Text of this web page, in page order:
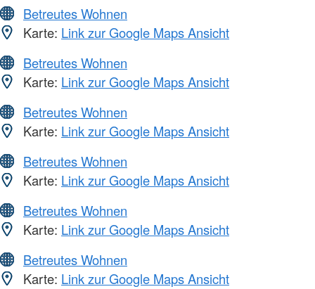
Betreutes Wohnen
Karte: Link zur Google Maps Ansicht
Betreutes Wohnen
Karte: Link zur Google Maps Ansicht
Betreutes Wohnen
Karte: Link zur Google Maps Ansicht
Betreutes Wohnen
Karte: Link zur Google Maps Ansicht
Betreutes Wohnen
Karte: Link zur Google Maps Ansicht
Betreutes Wohnen
Karte: Link zur Google Maps Ansicht